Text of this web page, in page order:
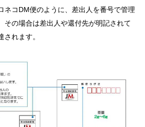
ネコDM便のように、差出人を番号で管理
その場合は差出人や還付先が明記されて
されます。